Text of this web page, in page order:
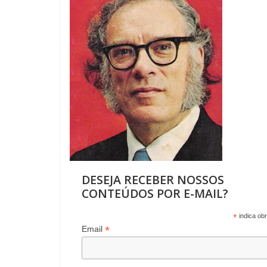
o
o
k
A
p
p
a
m
dI
n
ar
til
h
ar
DESEJA RECEBER NOSSOS
CONTEÚDOS POR E-MAIL?
*indica
Email *